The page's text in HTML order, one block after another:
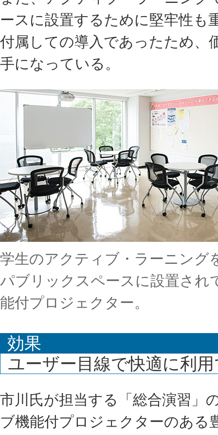
ースに設置するために堅牢性も
付属しての導入であったため、
手になっている。
学生のアクティブ・ラーニング
パブリックスペースに設置さ
能付プロジェクター。
効果
ユーザー目線で快適に利
市川氏が担当する「総合演習」
ブ機能付プロジェクターのある